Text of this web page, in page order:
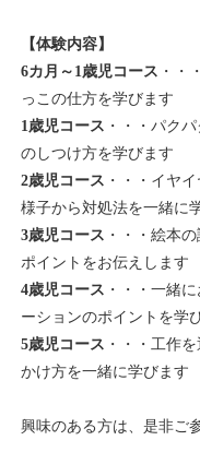
【体験内容】
6カ月～1歳児コース ・・
っこの仕方を学びます
1歳児コース ・・・パク
のしつけ方を学びます
2歳児コース ・・・イヤ
様子から対処法を一緒に
3歳児コース ・・・絵本
ポイントをお伝えします
4歳児コース ・・・一緒
ーションのポイントを学
5歳児コース ・・・工作
かけ方を一緒に学びます
興味のある方は、是非ご